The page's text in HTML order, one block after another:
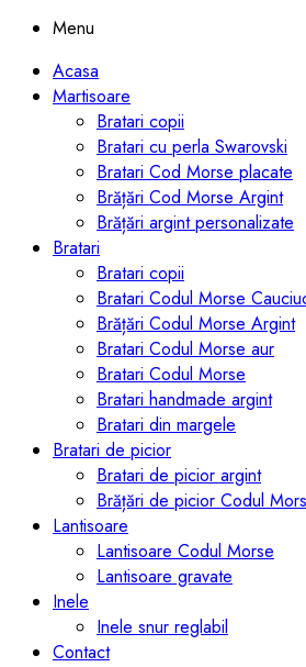
Menu
Acasa
Martisoare
Bratari copii
Bratari cu perla Swarovski
Bratari Cod Morse placate
Brățări Cod Morse Argint
Brățări argint personalizate
Bratari
Bratari copii
Bratari Codul Morse
Brățări Codul Morse Argint
Bratari Codul Morse aur
Bratari Codul Morse
Bratari handmade argint
Bratari din margele
Bratari de picior
Bratari de picior argint
Brățări de picior Codul
Lantisoare
Lantisoare Codul Morse
Lantisoare gravate
Inele
Inele snur reglabil
Contact